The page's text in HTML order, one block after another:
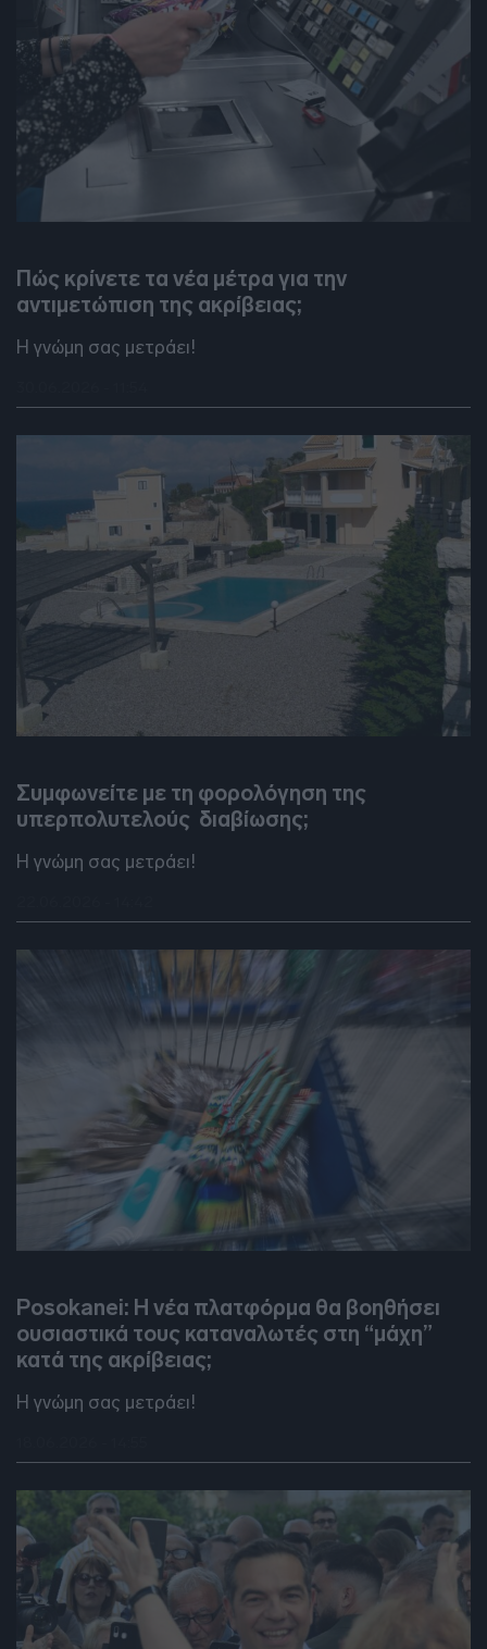
Πώς κρίνετε τα νέα μέτρα για την
αντιμετώπιση της ακρίβειας;
Η γνώμη σας μετράει!
Συμφωνείτε με τη φορολόγηση της
υπερπολυτελούς διαβίωσης;
Η γνώμη σας μετράει!
Posokanei: Η νέα πλατφόρμα θα βοηθήσει
ουσιαστικά τους καταναλωτές στη “μάχη”
κατά της ακρίβειας;
Η γνώμη σας μετράει!